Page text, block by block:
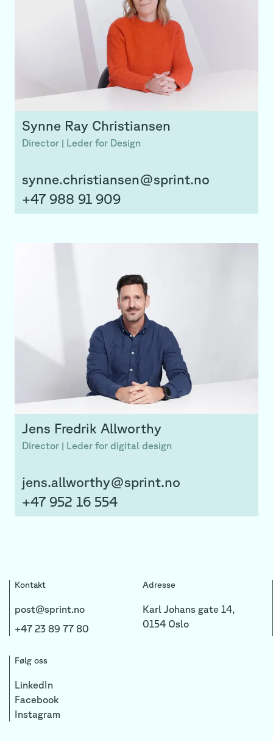
Synne Ray Christiansen
Director | Leder for Design
synne.christiansen@sprint.no
+47 988 91 909
Jens Fredrik Allworthy
Director | Leder for digital design
jens.allworthy@sprint.no
+47 952 16 554
Kontakt
post@sprint.no
+47 23 89 77 80
Adresse
Karl Johans gate 14,
0154 Oslo
Følg oss
LinkedIn
Facebook
Instagram